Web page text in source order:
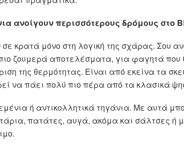
ανοίγουν περισσότερους δρόμους στο
κρατά μόνο στη λογική της σχάρας. Σου
ζουμερά αποτελέσματα, για φαγητά που
της θερμότητας. Είναι από εκείνα τα
να πάει πολύ πιο πέρα από τα κλασικά
ή αντικολλητικά τηγάνια. Με αυτά
πατάτες, αυγά, ακόμα και σάλτσες ή